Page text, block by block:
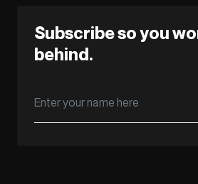
Subscribe so you
behind.